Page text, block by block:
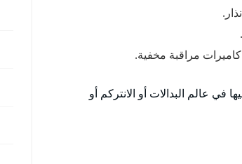
مراقبة مخفية.
في عالم البدالات أو الانتركم أو